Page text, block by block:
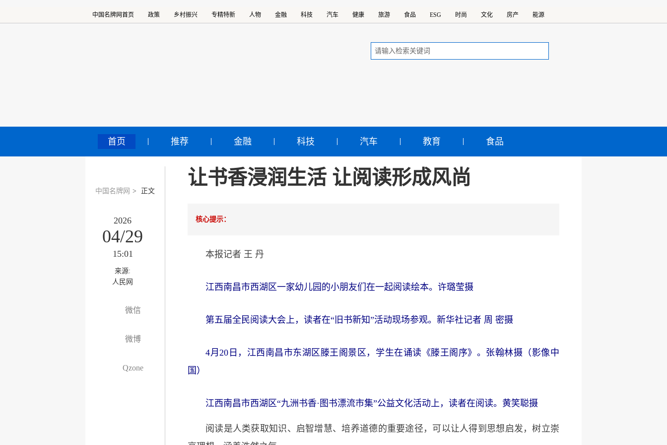
中国名牌网首页 政策 乡村振兴 专精特新 人物 金融 科技 汽车 健康 旅游 食品 ESG 时尚 文化 房产 能源
首页 推荐 金融 科技 汽车 教育 食品
中国名牌网 > 正文
2026
04/29
15:01
来源:
人民网
微信
微博
Qzone
让书香浸润生活 让阅读形成风尚
核心提示：
本报记者 王 丹
江西南昌市西湖区一家幼儿园的小朋友们在一起阅读绘本。 许璐莹摄
第五届全民阅读大会上，读者在“旧书新知”活动现场参观。新华社记者 周 密摄
4月20日，江西南昌市东湖区滕王阁景区，学生在诵读《滕王阁序》。张翰林摄（影像中
国）
江西南昌市西湖区“九洲书香·图书漂流市集”公益文化活动上，读者在阅读。黄笑聪摄
阅读是人类获取知识、启智增慧、培养道德的重要途径，可以让人得到思想启发，树立崇